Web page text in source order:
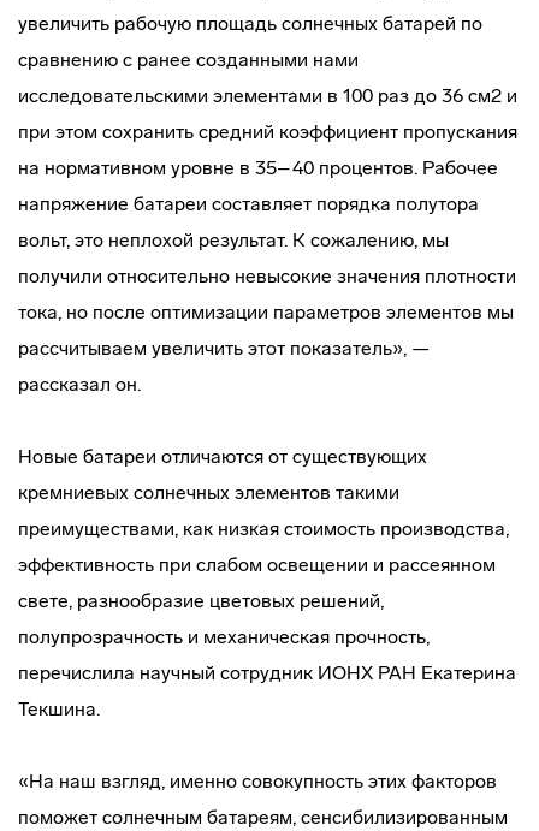
увеличить рабочую площадь солнечных батарей по
сравнению с ранее созданными нами
исследовательскими элементами в 100 раз до 36 см2 и
при этом сохранить средний коэффициент пропускания
на нормативном уровне в 35–40 процентов. Рабочее
напряжение батареи составляет порядка полутора
вольт, это неплохой результат. К сожалению, мы
получили относительно невысокие значения плотности
тока, но после оптимизации параметров элементов мы
рассчитываем увеличить этот показатель», —
рассказал он.
Новые батареи отличаются от существующих
кремниевых солнечных элементов такими
преимуществами, как низкая стоимость производства,
эффективность при слабом освещении и рассеянном
свете, разнообразие цветовых решений,
полупрозрачность и механическая прочность,
перечислила научный сотрудник ИОНХ РАН Екатерина
Текшина.
«На наш взгляд, именно совокупность этих факторов
поможет солнечным батареям, сенсибилизированным